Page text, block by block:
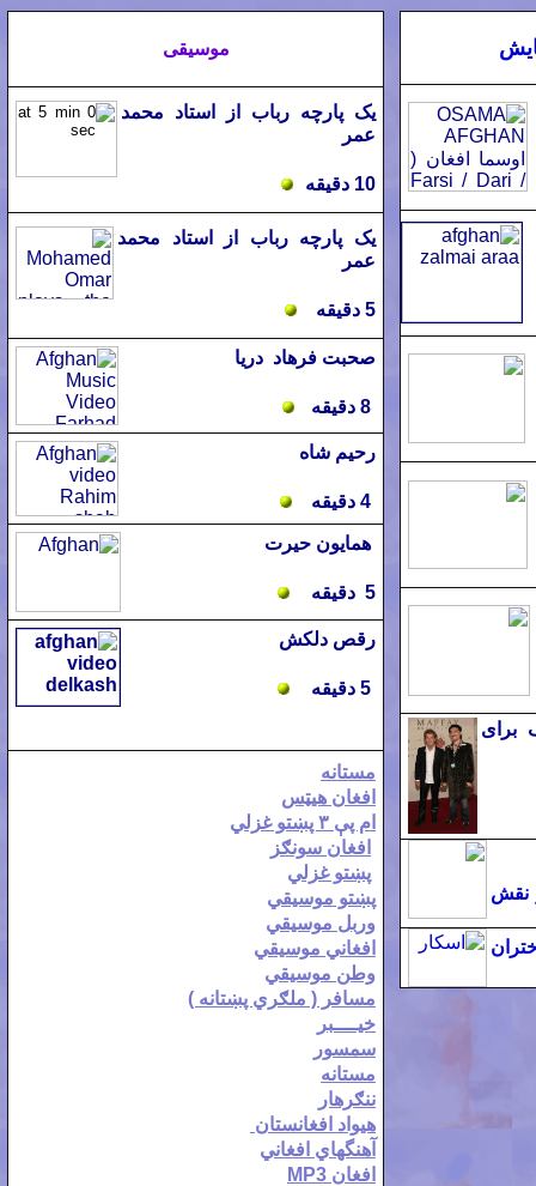
موسيقی
يک پارچه رباب از استاد محمد
عمر
10 دقيقه
يک پارچه رباب از استاد محمد
عمر
5 دقيقه
صحبت فرهاد دريا
رحيم شاه
همايون حيرت
5 دقيقه
رقص دلکش
مستانه
افغان هيټس
ام پې ٣ پښتو غزلي
افغان سونګز
پښتو غزلي
پښتو موسيقي
وربل موسيقي
افغاني موسيقي
وطن موسيقي
مسافر ( ملګري پښتانه )
خيــــبر
سمسور
مستانه
ننګرهار
هيواد افغانستان
آهنگهاي افغاني
افغان MP3
برای
نقش